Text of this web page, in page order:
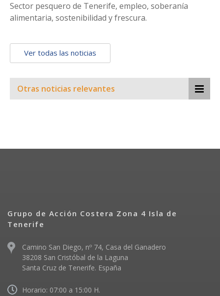
Sector pesquero de Tenerife, empleo, soberanía
alimentaria, sostenibilidad y frescura.
Ver todas las noticias
Otras noticias relevantes
Grupo de Acción Costera Zona 4 Isla de
Tenerife
Camino San Diego, nº 74, Casa del Ganadero
38208 San Cristóbal de la Laguna
Santa Cruz de Tenerife. España
Horario: 07:00 a 15:00 H.